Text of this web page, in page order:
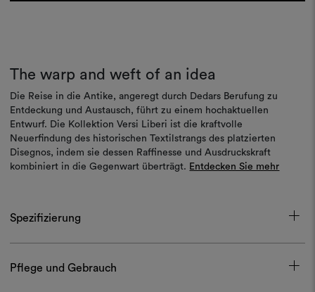
The warp and weft of an idea
Die Reise in die Antike, angeregt durch Dedars Berufung zu
Entdeckung und Austausch, führt zu einem hochaktuellen
Entwurf. Die Kollektion Versi Liberi ist die kraftvolle
Neuerfindung des historischen Textilstrangs des platzierten
Disegnos, indem sie dessen Raffinesse und Ausdruckskraft
kombiniert in die Gegenwart überträgt. Entdecken Sie mehr
Spezifizierung
Pflege und Gebrauch